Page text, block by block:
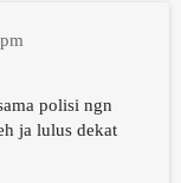
polisi ngn
ja lulus dekat